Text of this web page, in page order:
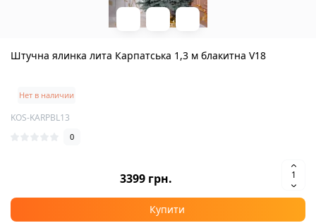
Штучна ялинка лита Карпатська 1,3 м блакитна V18
Нет в наличии
KOS-KARPBL13
0
3399 грн.
Купити